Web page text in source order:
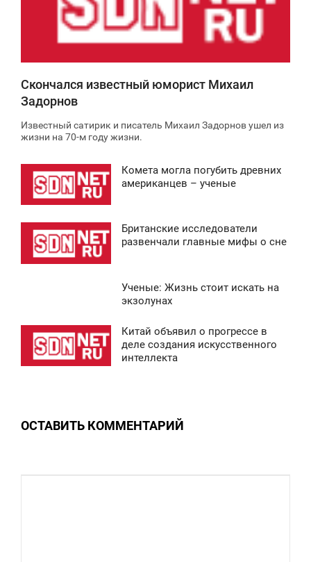
Скончался известный юморист Михаил
Задорнов
Известный сатирик и писатель Михаил Задорнов ушел из
жизни на 70-м году жизни.
Комета могла погубить древних
американцев – ученые
Британские исследователи
развенчали главные мифы о сне
Ученые: Жизнь стоит искать на
экзолунах
Китай объявил о прогрессе в
деле создания искусственного
интеллекта
ОСТАВИТЬ КОММЕНТАРИЙ